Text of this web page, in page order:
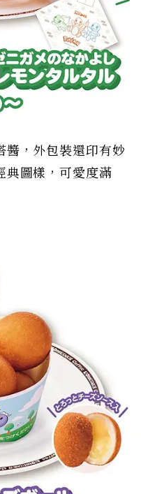
醬，外包裝還印有妙
典圖樣，可愛度滿